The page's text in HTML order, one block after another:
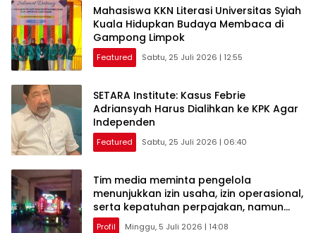
Mahasiswa KKN Literasi Universitas Syiah
Kuala Hidupkan Budaya Membaca di
Gampong Limpok
Featured Sabtu, 25 Juli 2026 | 12:55
SETARA Institute: Kasus Febrie
Adriansyah Harus Dialihkan ke KPK Agar
Independen
Featured Sabtu, 25 Juli 2026 | 06:40
Tim media meminta pengelola
menunjukkan izin usaha, izin operasional,
serta kepatuhan perpajakan, namun
hingga kini belum ada penjelasan resmi.
Profil Minggu, 5 Juli 2026 | 14:08